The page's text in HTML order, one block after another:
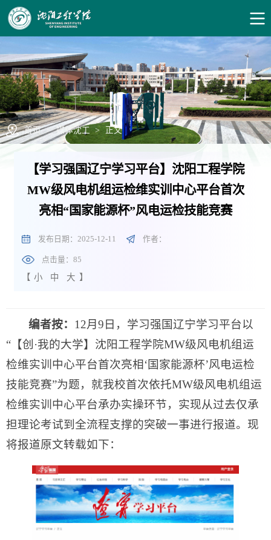
首页 > 媒体沈工 > 正文
【学习强国辽宁学习平台】沈阳工程学院
MW级风电机组运检维实训中心平台首次
亮相“国家能源杯”风电运检技能竞赛
发布日期：2025-12-11 作者：
点击量：85
【 小 中 大 】
编者按： 12月9日，学习强国辽宁学习平台以
“【创·我的大学】沈阳工程学院MW级风电机组运
检维实训中心平台首次亮相‘国家能源杯’风电运检
技能竞赛”为题，就我校首次依托MW级风电机组运
检维实训中心平台承办实操环节，实现从过去仅承
担理论考试到全流程支撑的突破一事进行报道。现
将报道原文转载如下：